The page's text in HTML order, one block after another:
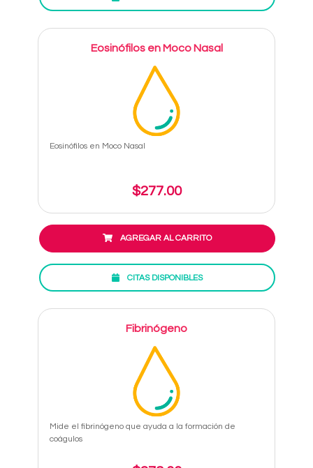
Eosinófilos en Moco Nasal
Eosinófilos en Moco Nasal
$277.00
AGREGAR AL CARRITO
CITAS DISPONIBLES
Fibrinógeno
Mide el fibrinógeno que ayuda a la formación de
coágulos